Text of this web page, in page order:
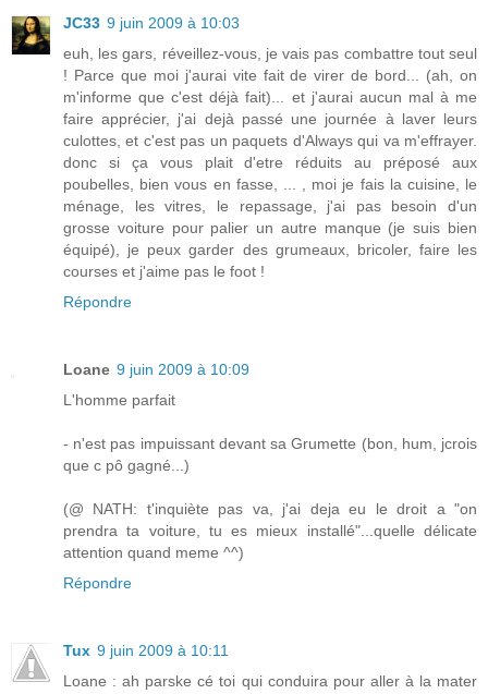
JC33 9 juin 2009 à 10:03
euh, les gars, réveillez-vous, je vais pas combattre tout seul
! Parce que moi j'aurai vite fait de virer de bord... (ah, on
m'informe que c'est déjà fait)... et j'aurai aucun mal à me
faire apprécier, j'ai dejà passé une journée à laver leurs
culottes, et c'est pas un paquets d'Always qui va m'effrayer.
donc si ça vous plait d'etre réduits au préposé aux
poubelles, bien vous en fasse, ... , moi je fais la cuisine, le
ménage, les vitres, le repassage, j'ai pas besoin d'un
grosse voiture pour palier un autre manque (je suis bien
équipé), je peux garder des grumeaux, bricoler, faire les
courses et j'aime pas le foot !
Répondre
Loane 9 juin 2009 à 10:09
L'homme parfait
- n'est pas impuissant devant sa Grumette (bon, hum, jcrois
que c pô gagné...)
(@ NATH: t'inquiète pas va, j'ai deja eu le droit a "on
prendra ta voiture, tu es mieux installé"...quelle délicate
attention quand meme ^^)
Répondre
Tux 9 juin 2009 à 10:11
Loane : ah parske cé toi qui conduira pour aller à la mater